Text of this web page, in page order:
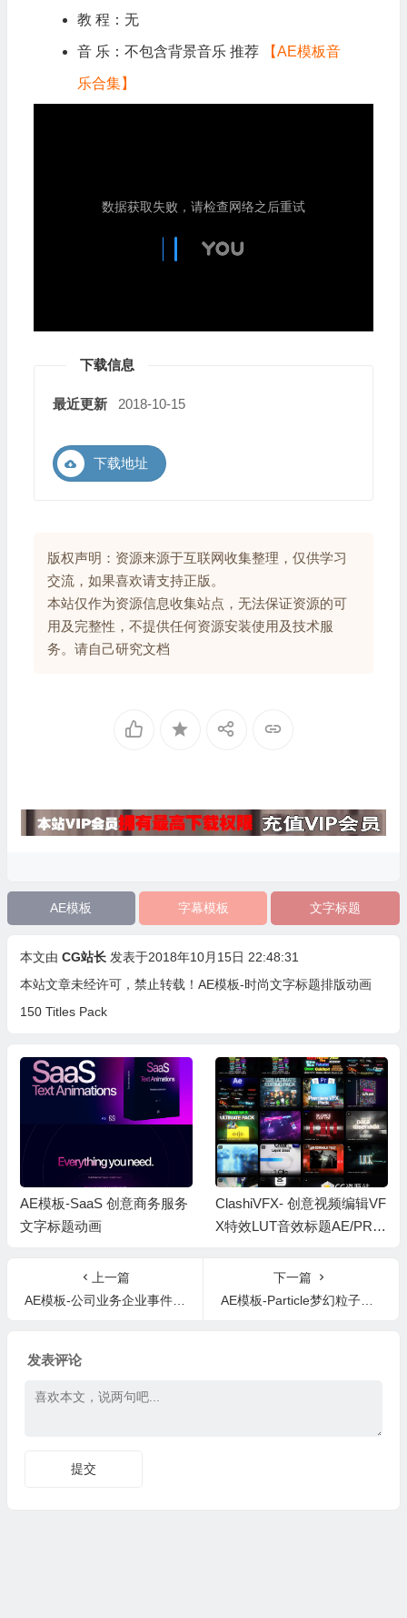
教 程：无
音 乐：不包含背景音乐 推荐 【AE模板音
乐合集】
下载信息
最近更新 2018-10-15
下载地址
版权声明：资源来源于互联网收集整理，仅供学习
交流，如果喜欢请支持正版。
本站仅作为资源信息收集站点，无法保证资源的可
用及完整性，不提供任何资源安装使用及技术服
务。请自己研究文档
AE模板 字幕模板 文字标题
本文由 CG站长 发表于2018年10月15日 22:48:31
本站文章未经许可，禁止转载！ AE模板-时尚文字标题排版动画
150 Titles Pack
AE模板-SaaS 创意商务服务
文字标题动画
ClashiVFX- 创意视频编辑VF
X特效LUT音效标题AE/PR模
上一篇
AE模板-公司业务企业事件艺术节开场片头
下一篇
AE模板-Particle梦幻粒子条纹Logo动画 Particle Swish Reveal
发表评论